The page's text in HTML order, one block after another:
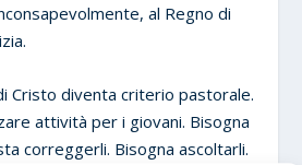
al Regno di
Cristo diventa criterio pastorale.
attività per i giovani. Bisogna
correggerli. Bisogna ascoltarli.